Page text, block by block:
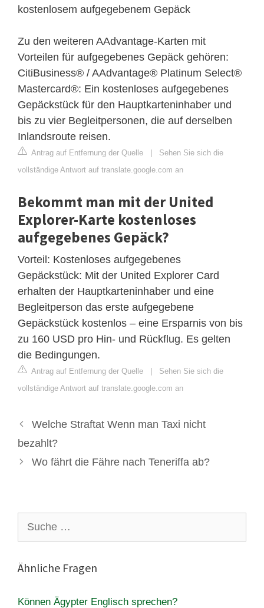
kostenlosem aufgegebenem Gepäck
Zu den weiteren AAdvantage-Karten mit
Vorteilen für aufgegebenes Gepäck gehören:
CitiBusiness® / AAdvantage® Platinum Select®
Mastercard®: Ein kostenloses aufgegebenes
Gepäckstück für den Hauptkarteninhaber und
bis zu vier Begleitpersonen, die auf derselben
Inlandsroute reisen.
Antrag auf Entfernung der Quelle | Sehen Sie sich die
vollständige Antwort auf translate.google.com an
Bekommt man mit der United
Explorer-Karte kostenloses
aufgegebenes Gepäck?
Vorteil: Kostenloses aufgegebenes
Gepäckstück: Mit der United Explorer Card
erhalten der Hauptkarteninhaber und eine
Begleitperson das erste aufgegebene
Gepäckstück kostenlos – eine Ersparnis von bis
zu 160 USD pro Hin- und Rückflug. Es gelten
die Bedingungen.
Antrag auf Entfernung der Quelle | Sehen Sie sich die
vollständige Antwort auf translate.google.com an
Welche Straftat Wenn man Taxi nicht
bezahlt?
Wo fährt die Fähre nach Teneriffa ab?
nach:
Ähnliche Fragen
Können Ägypter Englisch sprechen?